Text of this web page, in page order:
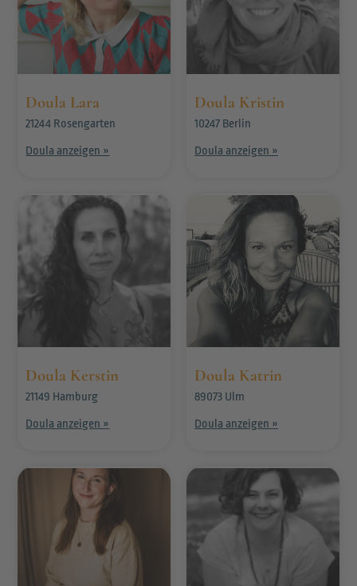
Doula Lara
21244 Rosengarten
Doula anzeigen »
Doula Kristin
10247 Berlin
Doula anzeigen »
Doula Kerstin
21149 Hamburg
Doula anzeigen »
Doula Katrin
89073 Ulm
Doula anzeigen »